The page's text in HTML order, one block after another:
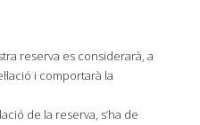
reserva es considerarà, a
i comportarà la
de la reserva, s’ha de